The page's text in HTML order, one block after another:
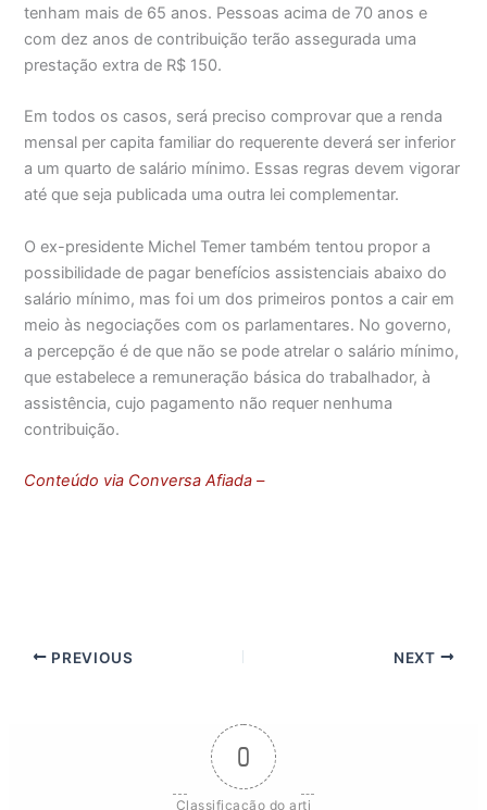
tenham mais de 65 anos. Pessoas acima de 70 anos e
com dez anos de contribuição terão assegurada uma
prestação extra de R$ 150.
Em todos os casos, será preciso comprovar que a renda
mensal per capita familiar do requerente deverá ser inferior
a um quarto de salário mínimo. Essas regras devem vigorar
até que seja publicada uma outra lei complementar.
O ex-presidente Michel Temer também tentou propor a
possibilidade de pagar benefícios assistenciais abaixo do
salário mínimo, mas foi um dos primeiros pontos a cair em
meio às negociações com os parlamentares. No governo,
a percepção é de que não se pode atrelar o salário mínimo,
que estabelece a remuneração básica do trabalhador, à
assistência, cujo pagamento não requer nenhuma
contribuição.
Conteúdo via Conversa Afiada –
PREVIOUS NEXT
0
Classificação do arti